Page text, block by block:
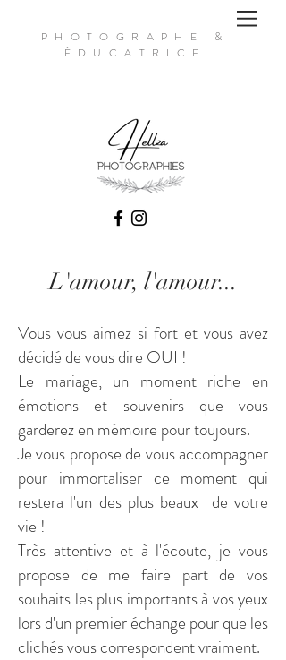
PHOTOGRAPHE &
ÉDUCATRICE
L'amour, l'amour...
Vous vous aimez si fort et vous avez
décidé de vous dire OUI !
Le mariage, un moment riche en
émotions et souvenirs que vous
garderez en mémoire pour toujours.
Je vous propose de vous accompagner
pour immortaliser ce moment qui
restera l'un des plus beaux de votre
vie !
Très attentive et à l'écoute, je vous
propose de me faire part de vos
souhaits les plus importants à vos yeux
lors d'un premier échange pour que les
clichés vous correspondent vraiment.